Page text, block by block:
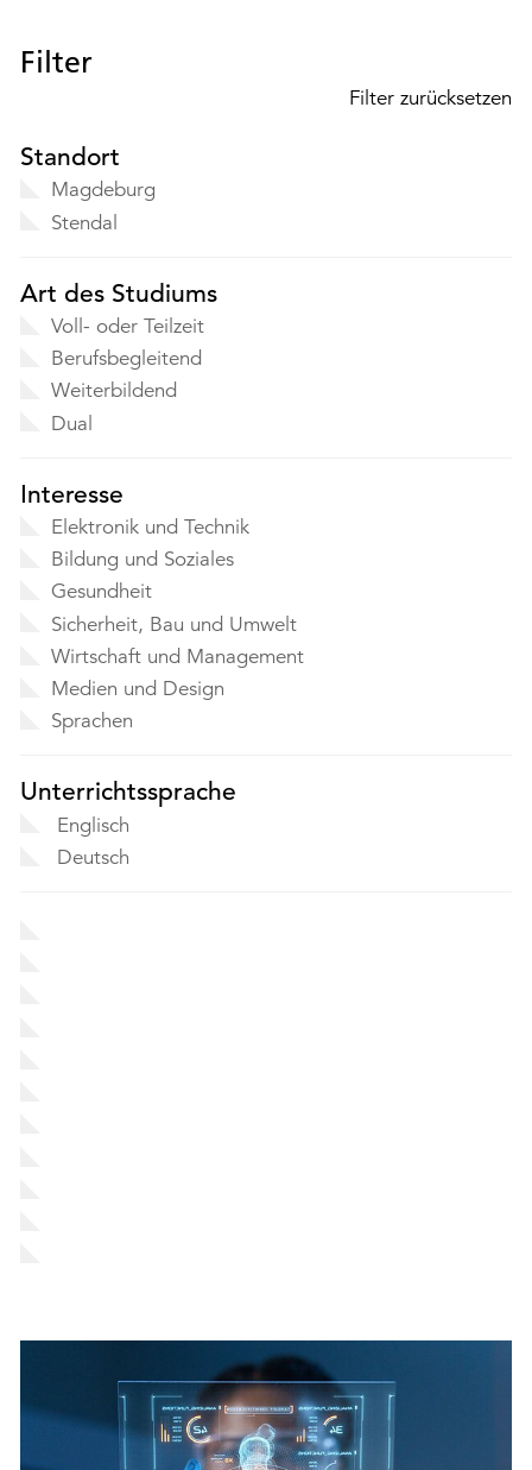
Filter
Filter zurücksetzen
Standort
Magdeburg
Stendal
Art des Studiums
Voll- oder Teilzeit
Berufsbegleitend
Weiterbildend
Dual
Interesse
Elektronik und Technik
Bildung und Soziales
Gesundheit
Sicherheit, Bau und Umwelt
Wirtschaft und Management
Medien und Design
Sprachen
Unterrichtssprache
Englisch
Deutsch